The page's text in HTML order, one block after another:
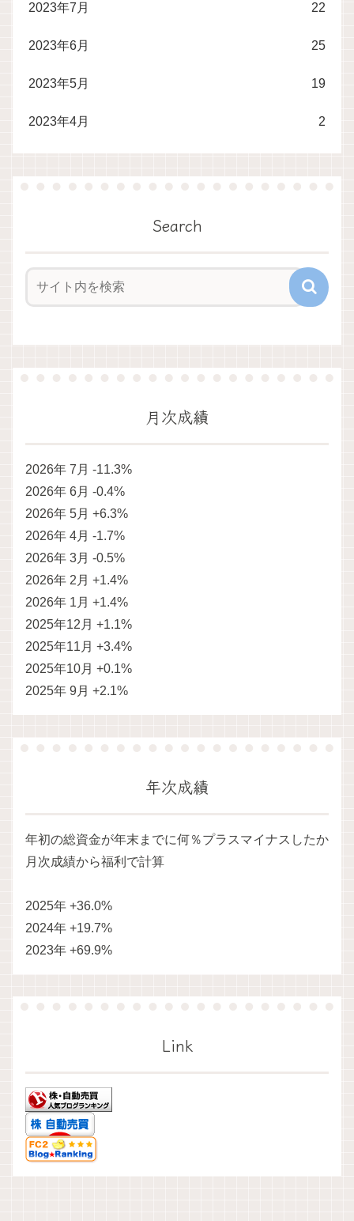
2023年7月 22
2023年6月 25
2023年5月 19
2023年4月 2
Search
月次成績
2026年 7月 -11.3%
2026年 6月 -0.4%
2026年 5月 +6.3%
2026年 4月 -1.7%
2026年 3月 -0.5%
2026年 2月 +1.4%
2026年 1月 +1.4%
2025年12月 +1.1%
2025年11月 +3.4%
2025年10月 +0.1%
2025年 9月 +2.1%
年次成績
年初の総資金が年末までに何％プラスマイナスしたか
月次成績から福利で計算
2025年 +36.0%
2024年 +19.7%
2023年 +69.9%
Link